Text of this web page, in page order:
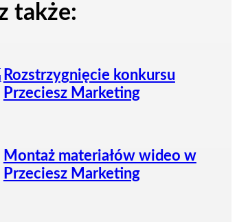
także:
Rozstrzygnięcie konkursu
Przeciesz Marketing
Montaż materiałów wideo w
Przeciesz Marketing